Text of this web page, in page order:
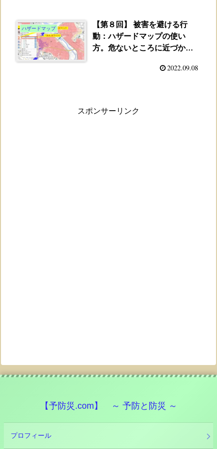
ハザードマップ
【第８回】 被害を避ける行
動：ハザードマップの使い
方。危ないところに近づかな
2022.09.08
スポンサーリンク
【予防災.com】 ～ 予防と防災 ～
プロフィール